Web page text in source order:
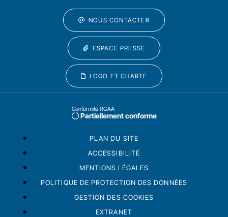
NOUS CONTACTER
ESPACE PRESSE
LOGO ET CHARTE
Conformité RGAA
Partiellement conforme
PLAN DU SITE
ACCESSIBILITÉ
MENTIONS LÉGALES
POLITIQUE DE PROTECTION DES DONNÉES
GESTION DES COOKIES
EXTRANET